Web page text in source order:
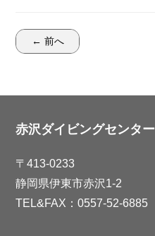
← 前へ
赤沢ダイビングセンター
〒413-0233
静岡県伊東市赤沢1-2
TEL&FAX：0557-52-6885